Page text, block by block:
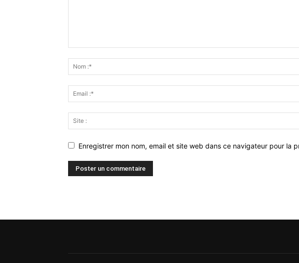
Enregistrer mon nom, email et site web dans ce navigateur pour la